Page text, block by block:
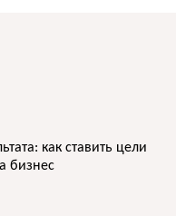
как ставить цели
бизнес